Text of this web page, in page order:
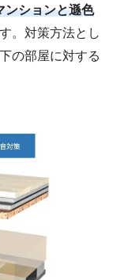
ンションと遜色
。対策方法とし
の部屋に対する